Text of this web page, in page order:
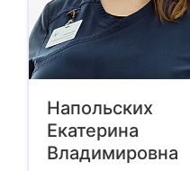
Напольских
Екатерина
Владимировна